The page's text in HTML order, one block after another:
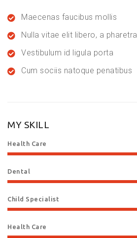
Maecenas faucibus mollis
Nulla vitae elit libero, a pharetra
Vestibulum id ligula porta
Cum sociis natoque penatibus
MY SKILL
Health Care
Dental
Child Specialist
Health Care